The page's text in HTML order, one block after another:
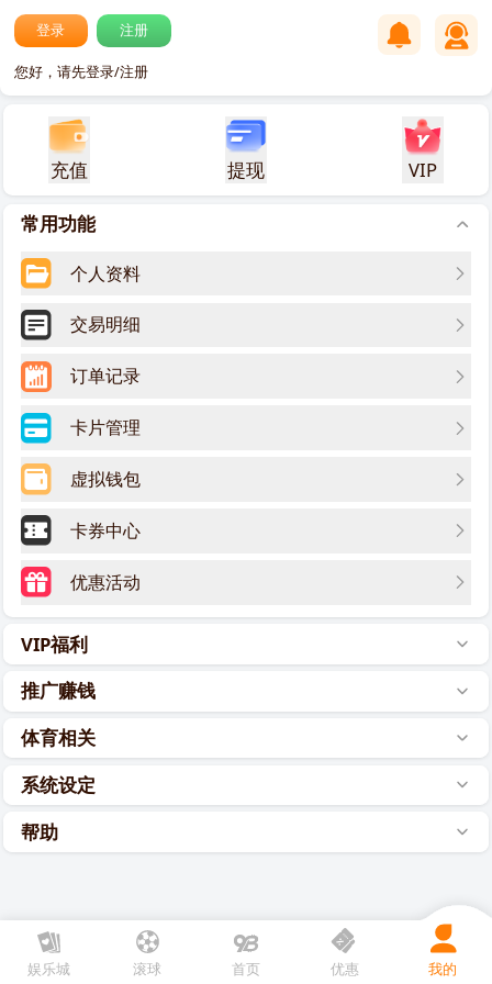
登录 注册
您好，请先登录/注册
充值 提现 VIP
常用功能
个人资料
交易明细
VIP福利
推广赚钱
体育相关
系统设定
帮助
娱乐城 滚球 优惠 我的